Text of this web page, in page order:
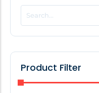
POPULAR THIS
No Posts
Product Filter